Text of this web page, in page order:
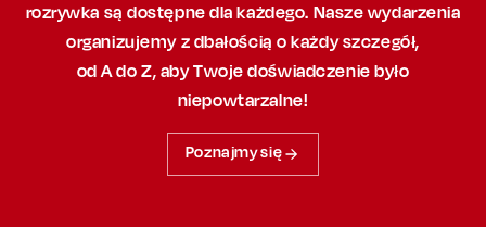
rozrywka są dostępne dla każdego. Nasze wydarzenia
organizujemy z dbałością o każdy szczegół,
od A do Z, abyTwoje doświadczenie było
niepowtarzalne!
Poznajmy się